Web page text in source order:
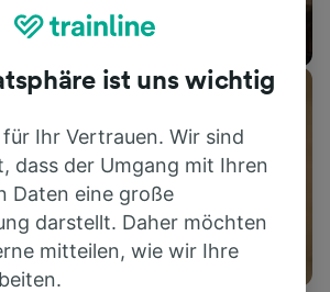
ist uns wichtig
Ihr Vertrauen. Wir sind
dass der Umgang mit Ihren
Daten eine große
darstellt. Daher möchten
mitteilen, wie wir Ihre